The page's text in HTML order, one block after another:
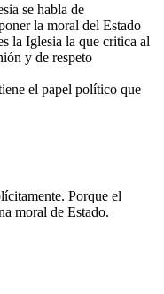
se habla de
la moral del Estado
la Iglesia la que critica al
y de respeto
el papel político que
Porque el
moral de Estado.